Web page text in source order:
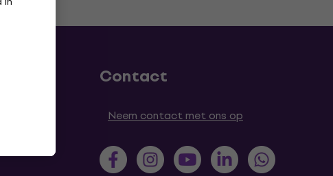
Contact
Neem contact met ons op